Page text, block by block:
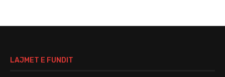
LAJMET E FUNDIT